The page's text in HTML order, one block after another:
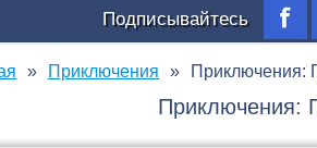
Подписывайтесь
Приключения Приключения:
Приключения: